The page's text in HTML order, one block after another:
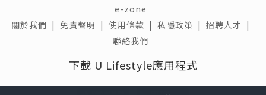
e-zone
關於我們 | 免責聲明 | 使用條款 | 私隱政策 | 招聘人才 |
聯絡我們
下載 U Lifestyle應用程式